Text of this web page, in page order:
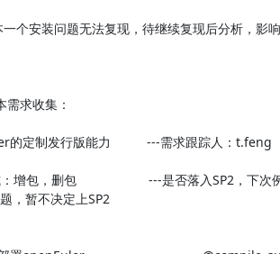
个安装问题无法复现，待继续复现后分析，影
需求收集：
的定制发行版能力          ---需求跟踪人：t.feng
增包，删包                    ---是否落入SP2，下次
，暂不决定上SP2